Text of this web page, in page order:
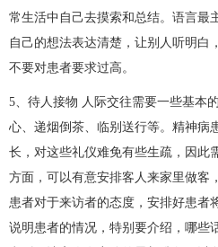
常生活中自己去摸索和总结。语言最
自己的想法表达清楚，让别人听明白
不要对患者要求过高。
5、待人接物 人际交往需要一些基本
心、递烟倒茶、临别送行等。精神病
长，对这些礼仪难免有些生疏，因此
方面，可以有意安排客人来家里做客
患者对于来访者的态度，安排好患者
说明患者的情况，特别要介绍，哪些